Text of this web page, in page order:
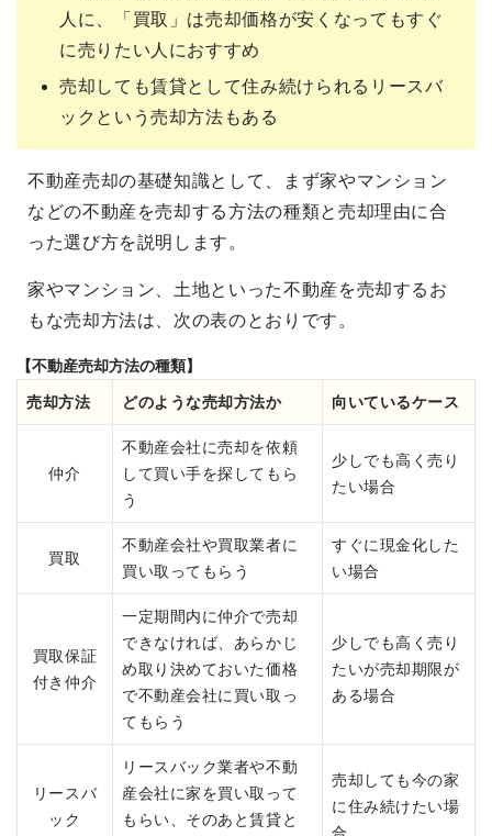
人に、「買取」は売却価格が安くなってもすぐ
に売りたい人におすすめ
売却しても賃貸として住み続けられるリースバ
ックという売却方法もある
不動産売却の基礎知識として、まず家やマンション
などの不動産を売却する方法の種類と売却理由に合
った選び方を説明します。
家やマンション、土地といった不動産を売却するお
もな売却方法は、次の表のとおりです。
【不動産売却方法の種類】
売却方法 どのような売却方法か 向いているケース
仲介
不動産会社に売却を依頼
して買い手を探してもら
う
少しでも高く売り
たい場合
買取
不動産会社や買取業者に
買い取ってもらう
すぐに現金化した
い場合
買取保証
付き仲介
一定期間内に仲介で売却
できなければ、あらかじ
め取り決めておいた価格
で不動産会社に買い取っ
てもらう
少しでも高く売り
たいが売却期限が
ある場合
リースバ
ック
リースバック業者や不動
産会社に家を買い取って
もらい、そのあと賃貸と
売却しても今の家
に住み続けたい場